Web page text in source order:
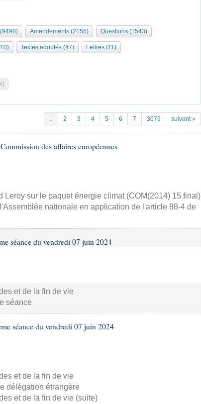
Amendements (2155) Questions (1543)
Textes adoptés (47) Lettres (11)
1 2 3 4 5 6 7 3679 suivant »
des affaires européennes
Leroy sur le paquet énergie climat (COM(2014) 15 final)
nationale en application de l'article 88-4 de
séance du vendredi 07 juin 2024
et de la fin de vie
séance
séance du vendredi 07 juin 2024
et de la fin de vie
délégation étrangère
et de la fin de vie (suite)